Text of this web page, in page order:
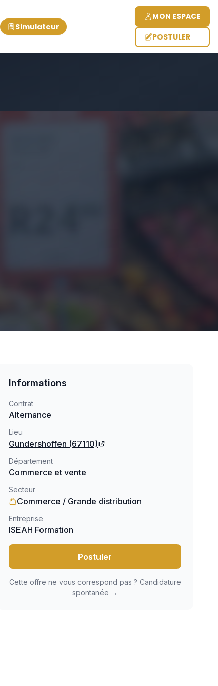
Simulateur
MON ESPACE
POSTULER
Informations
Contrat
Alternance
Lieu
Gundershoffen (67110)
Département
Commerce et vente
Secteur
Commerce / Grande distribution
Entreprise
ISEAH Formation
Postuler
Cette offre ne vous correspond pas ? Candidature
spontanée →